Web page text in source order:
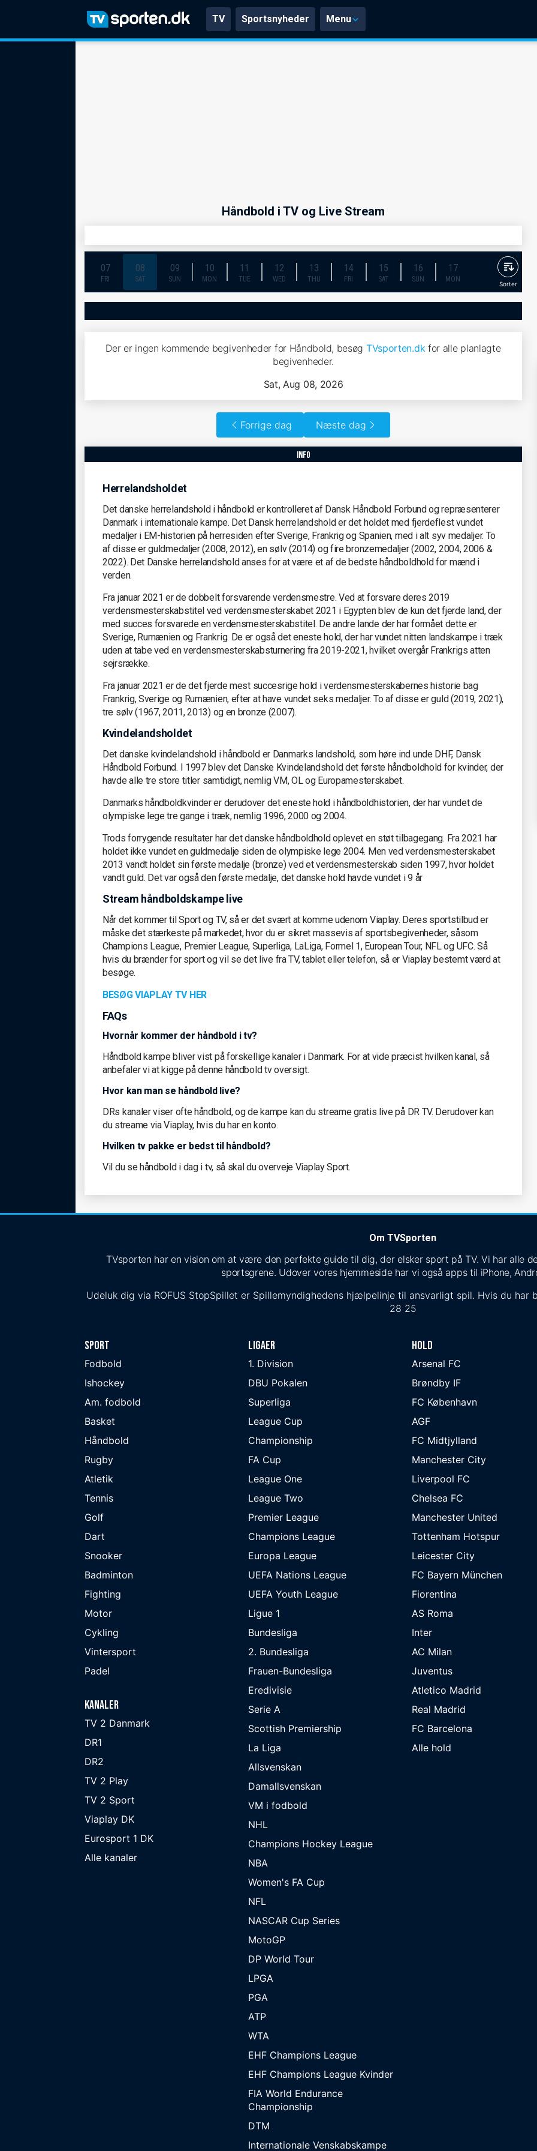
TV Sportsnyheder Menu
Håndbold i TV og Live Stream
07
FRI
08
SAT
09
SUN
10
MON
11
TUE
12
WED
13
THU
14
FRI
15
SAT
16
SUN
17
MON
Sorter
Der er ingen kommende begivenheder for Håndbold, besøg TVsporten.dk for alle planlagte
begivenheder.
Sat, Aug 08, 2026
Forrige dag Næste dag
info
Herrelandsholdet
Det danske herrelandshold i håndbold er kontrolleret af Dansk Håndbold Forbund og repræsenterer
Danmark i internationale kampe. Det Dansk herrelandshold er det holdet med fjerdeflest vundet
medaljer i EM-historien på herresiden efter Sverige, Frankrig og Spanien, med i alt syv medaljer. To
af disse er guldmedaljer (2008, 2012), en sølv (2014) og fire bronzemedaljer (2002, 2004, 2006 &
2022). Det Danske herrelandshold anses for at være et af de bedste håndboldhold for mænd i
verden.
Fra januar 2021 er de dobbelt forsvarende verdensmestre. Ved at forsvare deres 2019
verdensmesterskabstitel ved verdensmesterskabet 2021 i Egypten blev de kun det fjerde land, der
med succes forsvarede en verdensmesterskabstitel. De andre lande der har formået dette er
Sverige, Rumænien og Frankrig. De er også det eneste hold, der har vundet nitten landskampe i træk
uden at tabe ved en verdensmesterskabsturnering fra 2019-2021, hvilket overgår Frankrigs atten
sejrsrække.
Fra januar 2021 er de det fjerde mest succesrige hold i verdensmesterskabernes historie bag
Frankrig, Sverige og Rumænien, efter at have vundet seks medaljer. To af disse er guld (2019, 2021),
tre sølv (1967, 2011, 2013) og en bronze (2007).
Kvindelandsholdet
Det danske kvindelandshold i håndbold er Danmarks landshold, som høre ind unde DHF, Dansk
Håndbold Forbund. I 1997 blev det Danske Kvindelandshold det første håndboldhold for kvinder, der
havde alle tre store titler samtidigt, nemlig VM, OL og Europamesterskabet.
Danmarks håndboldkvinder er derudover det eneste hold i håndboldhistorien, der har vundet de
olympiske lege tre gange i træk, nemlig 1996, 2000 og 2004.
Trods forrygende resultater har det danske håndboldhold oplevet en støt tilbagegang. Fra 2021 har
holdet ikke vundet en guldmedalje siden de olympiske lege 2004. Men ved verdensmesterskabet
2013 vandt holdet sin første medalje (bronze) ved et verdensmesterskab siden 1997, hvor holdet
vandt guld. Det var også den første medalje, det danske hold havde vundet i 9 år
Stream håndboldskampe live
Når det kommer til Sport og TV, så er det svært at komme udenom Viaplay. Deres sportstilbud er
måske det stærkeste på markedet, hvor du er sikret massevis af sportsbegivenheder, såsom
Champions League, Premier League, Superliga, LaLiga, Formel 1, European Tour, NFL og UFC. Så
hvis du brænder for sport og vil se det live fra TV, tablet eller telefon, så er Viaplay bestemt værd at
besøge.
BESØG VIAPLAY TV HER
FAQs
Hvornår kommer der håndbold i tv?
Håndbold kampe bliver vist på forskellige kanaler i Danmark. For at vide præcist hvilken kanal, så
anbefaler vi at kigge på denne håndbold tv oversigt.
Hvor kan man se håndbold live?
DRs kanaler viser ofte håndbold, og de kampe kan du streame gratis live på DR TV. Derudover kan
du streame via Viaplay, hvis du har en konto.
Hvilken tv pakke er bedst til håndbold?
Vil du se håndbold i dag i tv, så skal du overveje Viaplay Sport.
Om TVSporten
TVsporten har en vision om at være den perfekte guide til dig, der elsker sport på TV. Vi har alle
sportsgrene. Udover vores hjemmeside har vi også apps til iPhone,
Udeluk dig via ROFUS StopSpillet er Spillemyndighedens hjælpelinje til ansvarligt spil. Hvis du
28 25
Sport
Fodbold
Ishockey
Am. fodbold
Basket
Håndbold
Rugby
Atletik
Tennis
Golf
Dart
Snooker
Badminton
Fighting
Motor
Cykling
Vintersport
Padel
Kanaler
TV 2 Danmark
DR1
DR2
TV 2 Play
TV 2 Sport
Viaplay DK
Eurosport 1 DK
Alle kanaler
Ligaer
1. Division
DBU Pokalen
Superliga
League Cup
Championship
FA Cup
League One
League Two
Premier League
Champions League
Europa League
UEFA Nations League
UEFA Youth League
Ligue 1
Bundesliga
2. Bundesliga
Frauen-Bundesliga
Eredivisie
Serie A
Scottish Premiership
La Liga
Allsvenskan
Damallsvenskan
VM i fodbold
NHL
Champions Hockey League
NBA
Women's FA Cup
NFL
NASCAR Cup Series
MotoGP
DP World Tour
LPGA
PGA
ATP
WTA
EHF Champions League
EHF Champions League Kvinder
FIA World Endurance
Championship
DTM
Internationale Venskabskampe
Hold
Arsenal FC
Brøndby IF
FC København
AGF
FC Midtjylland
Manchester City
Liverpool FC
Chelsea FC
Manchester United
Tottenham Hotspur
Leicester City
FC Bayern München
Fiorentina
AS Roma
Inter
AC Milan
Juventus
Atletico Madrid
Real Madrid
FC Barcelona
Alle hold